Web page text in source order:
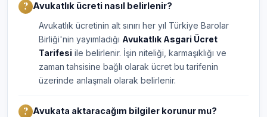
Avukatlık ücreti nasıl belirlenir?
Avukatlık ücretinin alt sınırı her yıl Türkiye Barolar
Birliği'nin yayımladığı Avukatlık Asgari Ücret
Tarifesi ile belirlenir. İşin niteliği, karmaşıklığı ve
zaman tahsisine bağlı olarak ücret bu tarifenin
üzerinde anlaşmalı olarak belirlenir.
Avukata aktaracağım bilgiler korunur mu?